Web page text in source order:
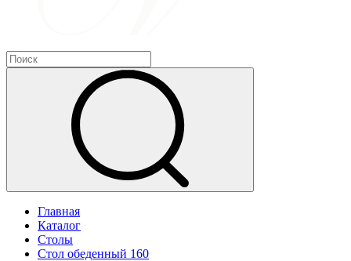
Главная
Каталог
Столы
Стол обеденный 160